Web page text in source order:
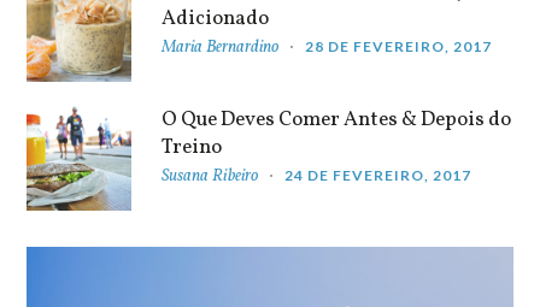
Adicionado
Maria Bernardino 28 DE FEVEREIRO, 2017
O Que Deves Comer Antes & Depois do
Treino
Susana Ribeiro 24 DE FEVEREIRO, 2017